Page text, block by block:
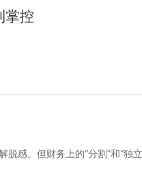
掌控
感。但财务上的“分割”和“独